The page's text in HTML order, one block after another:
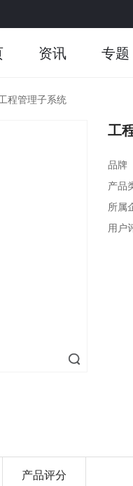
资讯 专题
程管理子系统
工
品牌
产品
所属
用户
产品评分